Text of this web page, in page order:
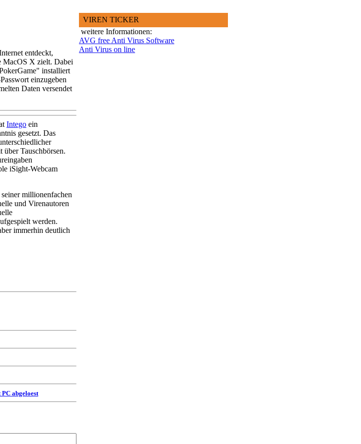
entdeckt,
MacOS X zielt. Dabei
installiert
einzugeben
Daten versendet
Intego ein
gesetzt. Das
über Tauschbörsen.
iSight-Webcam
millionenfachen
und Virenautoren
werden.
immerhin deutlich
abgeloest
VIREN TICKER
weitere Informationen:
AVG free Anti Virus Software
Anti Virus on line